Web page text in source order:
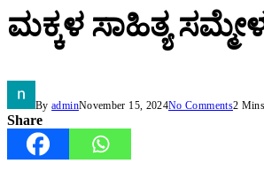
ಮಕ್ಕಳ ಸಾಹಿತ್ಯ
By adminNovember 15, 2024No Comments2
Share